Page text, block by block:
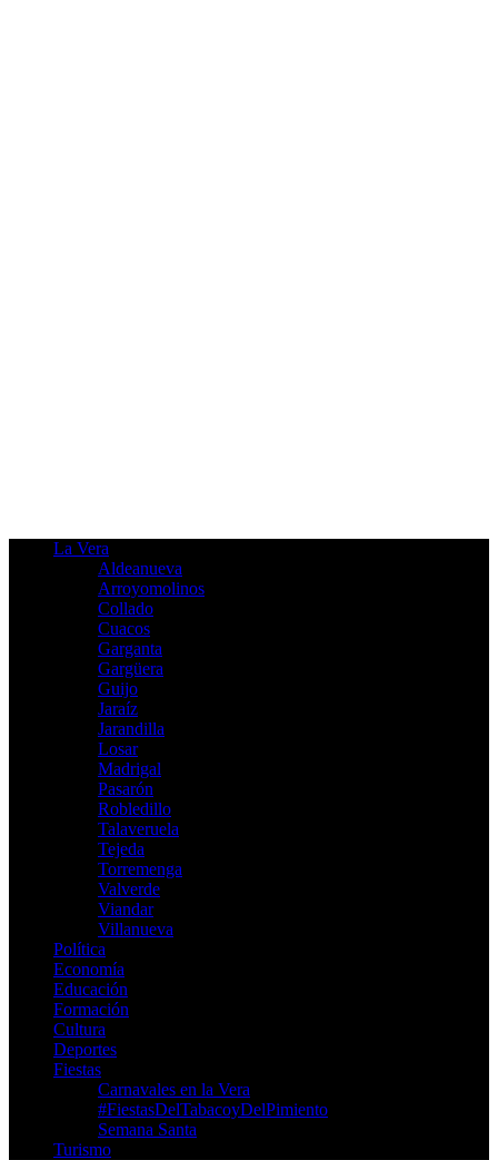
La Vera
Aldeanueva
Arroyomolinos
Collado
Cuacos
Garganta
Gargüera
Guijo
Jaraíz
Jarandilla
Losar
Madrigal
Pasarón
Robledillo
Talaveruela
Tejeda
Torremenga
Valverde
Viandar
Villanueva
Política
Economía
Educación
Formación
Cultura
Deportes
Fiestas
Carnavales en la Vera
‪#‎FiestasDelTabacoyDelPimiento‬
Semana Santa
Turismo